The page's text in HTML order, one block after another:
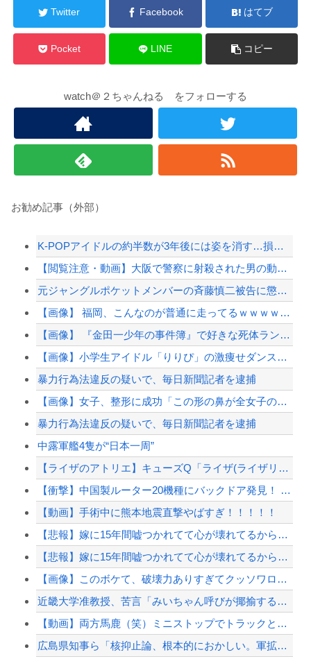
Twitter Facebook はてブ
Pocket LINE コピー
watch＠２ちゃんねる をフォローする
お勧め記事（外部）
K-POPアイドルの約半数が3年後には姿を消す…損益分岐点突破は4％未満
【閲覧注意・動画】大阪で警察に射殺された男の動画、エグい 撃たれてから叫びながら苦し...
元ジャングルポケットメンバーの斉藤慎二被告に懲役7年求刑 ロケバスで女性に性的暴行の...
【画像】 福岡、こんなのが普通に走ってるｗｗｗｗｗｗｗｗｗｗｗｗｗｗｗｗｗｗｗｗｗｗ...
【画像】 『金田一少年の事件簿』で好きな死体ランキング１位がこちら！
【画像】小学生アイドル「りりぴ」の激痩せダンス動画にファンが『絶句』してしまう・・・...
暴力行為法違反の疑いで、毎日新聞記者を逮捕
【画像】女子、整形に成功「この形の鼻が全女子の理想だと思う」⇒
暴力行為法違反の疑いで、毎日新聞記者を逮捕
中露軍艦4隻が“日本一周”
【ライザのアトリエ】キューズQ「ライザ(ライザリン・シュタウト)ウェディングStyl...
【衝撃】中国製ルーター20機種にバックドア発見！ ネットに繋ぐだけで35秒ごとに中国...
【動画】手術中に熊本地震直撃やばすぎ！！！！！
【悲報】嫁に15年間嘘つかれてて心が壊れてるから相手してくれ
【悲報】嫁に15年間嘘つかれてて心が壊れてるから相手してくれ
【画像】このボケて、破壊力ありすぎてクッソワロタｗｗｗｗｗｗｗｗｗ
近畿大学准教授、苦言「みいちゃん呼びが揶揄する言葉として使われ、当事者から具体的な苦...
【動画】両方馬鹿（笑）ミニストップでトラックと衝突したドラレコが（ノ∇`）
広島県知事ら「核抑止論、根本的におかしい。軍拡競争を助長し世界を不安定化させるだけ」